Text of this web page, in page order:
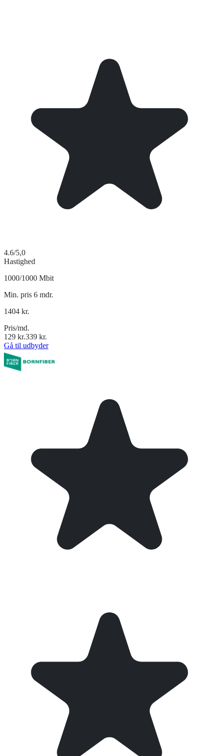
4.6/5,0
Hastighed
1000/1000 Mbit
Min. pris 6 mdr.
1404 kr.
Pris/md.
129 kr.339 kr.
Gå til udbyder